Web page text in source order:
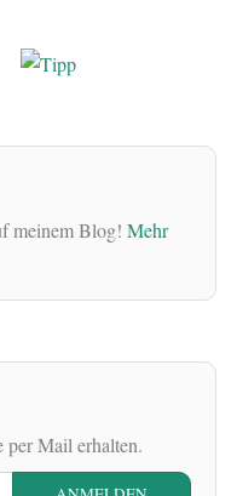
meinem Blog! Mehr
per Mail erhalten.